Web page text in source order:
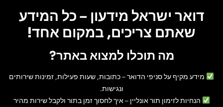
דואר ישראל מידעון – כל המידע
שאתם צריכים, במקום אחד!
מה תוכלו למצוא באתר?
מידע מקיף על סניפי הדואר– כתובות, שעות פעילות, זמינות שירותים
ונגישות.
הנחיות לזימון תור אונליין – איך לחסוך זמן בתור ולקבל שירות מהיר